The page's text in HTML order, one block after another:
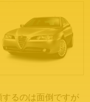
るのは面倒ですが